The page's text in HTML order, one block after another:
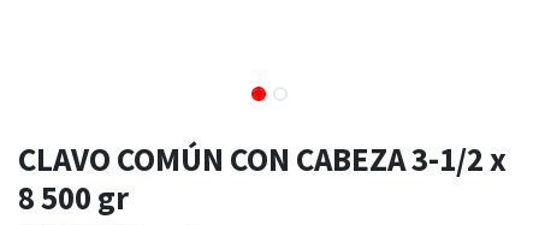
CLAVO COMÚN CON CABEZA 3-1/2 x
8 500 gr